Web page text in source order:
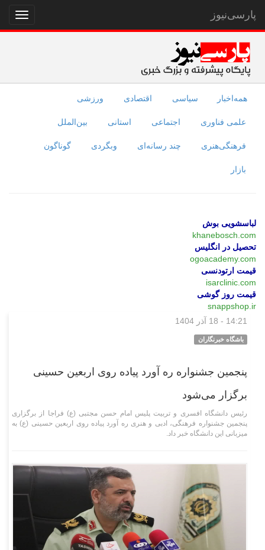
نمایش
منو
پارسی‌نیوز
همه‌اخبار سیاسی اقتصادی ورزشی
علمی فناوری اجتماعی استانی بین‌الملل
فرهنگی‌هنری چند رسانه‌ای وبگردی گوناگون
بازار
لباسشویی بوش
khanebosch.com
تحصیل در انگلیس
ogoacademy.com
قیمت ارتودنسی
isarclinic.com
قیمت روز گوشی
snappshop.ir
14:21 - 18 آذر 1404
باشگاه خبرنگاران
پنجمین جشنواره ره آورد پیاده روی اربعین حسینی
برگزار می‌شود
رئیس دانشگاه افسری و تربیت پلیس امام حسن مجتبی (ع) فراجا از برگزاری
پنجمین جشنواره فرهنگی، ادبی و هنری ره آورد پیاده روی اربعین حسینی (ع) به
میزبانی این دانشگاه خبر داد.